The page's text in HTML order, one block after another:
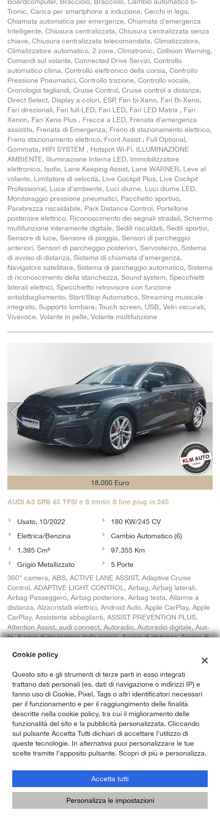
Tronic, Carica per smartphone a induzione, Cerchi in lega,
Chiamata automatica per emergenze, Chiamata d'emergenza
Intelligente, Chiusura centralizzata, Chiusura centralizzata senza
chiave, Chiusura centralizzata telecomandata, Climatizzatore,
Climatizzatore automatico, 2 zone, Climatronic, Collision Warning,
Comandi sul volante, Connected Drive Servizi, Controllo
automatico clima, Controllo elettronico della corsia, Controllo
Pressione Pneumatici, Controllo trazione, Controllo vocale,
Cronologia tagliandi, Cruise Control, Cruise control a distanza,
Direct Select, Display a colori, ESP, Fari bi-Xeno, Fari Bi-Xeno,
Fari direzionali, Fari full-LED, Fari LED, Fari LED Matrix , Fari
Xenon, Fari Xeno Plus , Frecce a LED, Frenata d'emergenza
assistita, Frenata di Emergenza, Freno di stazionamento elettrico,
Freno stazionamento elettrico, Front Assist , Full Optional,
Gommata, HIFI SYSTEM , Hotspot Wi-Fi, ILLUMINAZIONE
AMBIENTE, Illuminazione Interna LED, Immobilizzatore
elettronico, Isofix, Lane Keeping Assist, Lane WARNER, Leve al
volante, Limitatore di velocità, Live Cockpit Plus, Live Cockpit
Professional, Luce d'ambiente, Luci diurne, Luci diurne LED,
Monitoraggio pressione pneumatici, Pacchetto sportivo,
Parabrezza riscaldabile, Park Distance Control, Portellone
posteriore elettrico, Riconoscimento dei segnali stradali, Schermo
multifunzione interamente digitale, Sedili riscaldati, Sedili sportivi,
Sensore di luce, Sensore di pioggia, Sensori di parcheggio
anteriori, Sensori di parcheggio posteriori, Servosterzo, Sistema
di avviso di distanza, Sistema di chiamata d'emergenza,
Navigatore satellitare, Sistema di parcheggio automatico, Sistema
di riconoscimento della stanchezza, Sound system, Specchietti
laterali elettrici, Specchietto retrovisore con funzione
antiabbagliamento, Start/Stop Automatico, Streaming musicale
integrato, Supporto lombare, Touch screen, USB, Vetri oscurati,
Vivavoce, Volante in pelle, Volante multifunzione
18.000 Euro
AUDI A3 SPB 45 TFSI e S tronic S line plug in 245
Usato, 10/2022
180 KW/245 CV
Elettrica/Benzina
Cambio Automatico (6)
1.395 Cm³
97.355 Km
Grigio Metallizzato
5 Porte
360° camera, ABS, ACTIVE LANE ASSIST, Adaptive Cruise
Control, ADAPTIVE LIGHT CONTROL, Airbag, Airbag laterali,
Airbag Passeggero, Airbag posteriore, Airbag testa, Allarme a
distanza, Alzacristalli elettrici, Android Auto, Apple CarPlay, Apple
CarPlay, Assistente abbaglianti, ASSIST PREVENTION PLUS,
Attention Assist, audi connect, Autoradio, Autoradio digitale, Aux-
In, Avviso di deviazione dalla corsia, Avviso di distanza, Avviso di
Boardcomputer, Bracciolo, Carica per smartphone a induzione,
Cerchi in lega, Chiamata automatica per emergenze, Chiamata
d'emergenza Intelligente, Chiusura centralizzata, Chiusura
centralizzata senza chiave, Chiusura centralizzata
telecomandata, Climatizzatore, Climatizzatore automatico, 2
zone, Climatronic, Collision Warning, Comandi sul volante,
Comand Online, Connected Drive Servizi, Controllo automatico
clima, Controllo elettronico della corsia, Controllo Pressione
Pneumatici, Controllo trazione, Controllo vocale, Cronologia
tagliandi, Cruise Control, Cruise control a distanza, Direct Select,
ESP, Fari bi-Xeno, Fari direzionali, Fari full-LED, Fari LED, Fari
elettrico, Full-LED, Full Optional, Gommata, HIFI SYSTEM ,
LED, Immobilizzatore elettronico, Isofix, Lane Keeping Assist,
Lane WARNER, Leve al volante, Limitatore di velocità, Live
Cookie policy
Questo sito e gli strumenti di terze parti in esso integrati
trattano dati personali (es. dati di navigazione o indirizzi IP) e
fanno uso di Cookie, Pixel, Tags o altri identificatori necessari
per il funzionamento e per il raggiungimento delle finalità
descritte nella cookie policy, tra cui il miglioramento delle
funzionalità del sito e la pubblicità personalizzata. Cliccando
sul pulsante Accetta Tutti dichiari di accettare l'utilizzo di
queste tecnologie. In alternativa puoi personalizzare le tue
scelte tramite l'apposito pulsante. Scopri di più e personalizza.
Accetta tutti
Personalizza le impostazioni